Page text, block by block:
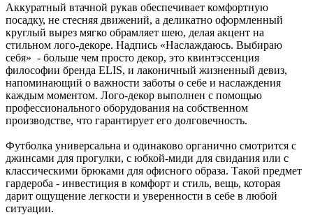
Аккуратный втачной рукав обеспечивает комфортную
посадку, не стесняя движений, а деликатно оформленный
круглый вырез мягко обрамляет шею, делая акцент на
стильном лого-декоре. Надпись «Наслаждаюсь. Выбираю
себя» - больше чем просто декор, это квинтэссенция
философии бренда ELIS, и лаконичный жизненный девиз,
напоминающий о важности заботы о себе и наслаждения
каждым моментом. Лого-декор выполнен с помощью
профессионального оборудования на собственном
производстве, что гарантирует его долговечность.
Футболка универсальна и одинаково органично смотрится с
джинсами для прогулки, с юбкой-миди для свидания или с
классическими брюками для офисного образа. Такой предмет
гардероба - инвестиция в комфорт и стиль, вещь, которая
дарит ощущение легкости и уверенности в себе в любой
ситуации.